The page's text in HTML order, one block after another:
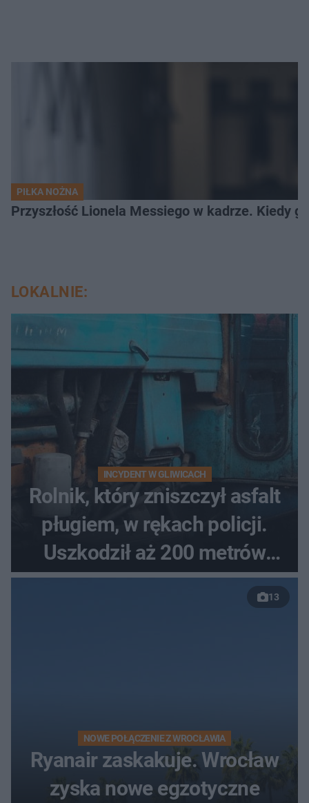
PIŁKA NOŻNA
Przyszłość Lionela Messiego w kadrze. Kiedy
LOKALNIE:
INCYDENT W GLIWICACH
Rolnik, który zniszczył asfalt
pługiem, w rękach policji.
Uszkodził aż 200 metrów
nowej drogi
13
NOWE POŁĄCZENIE Z WROCŁAWIA
Ryanair zaskakuje. Wrocław
zyska nowe egzotyczne